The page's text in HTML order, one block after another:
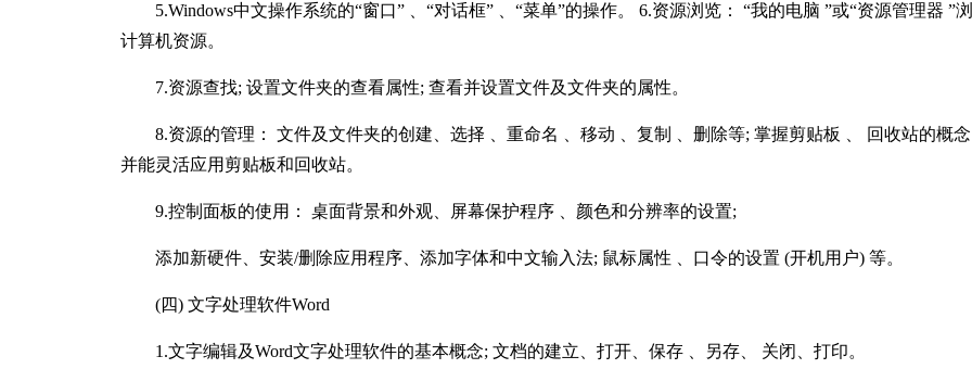
5.Windows中文操作系统的“窗口” 、“对话框” 、“菜单”的操作。 6.资源浏览： “我的电脑 ”或“资源管理器 ”
计算机资源。
7.资源查找; 设置文件夹的查看属性; 查看并设置文件及文件夹的属性。
8.资源的管理： 文件及文件夹的创建、选择 、重命名 、移动 、复制 、删除等; 掌握剪贴板 、 回收站的概
并能灵活应用剪贴板和回收站。
9.控制面板的使用： 桌面背景和外观、屏幕保护程序 、颜色和分辨率的设置;
添加新硬件、安装/删除应用程序、添加字体和中文输入法; 鼠标属性 、口令的设置 (开机用户) 等。
(四) 文字处理软件Word
1.文字编辑及Word文字处理软件的基本概念; 文档的建立、打开、保存 、另存、 关闭、打印。